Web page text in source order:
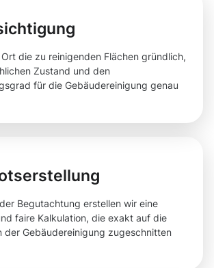
die zu reinigenden Flächen gründlich,
Zustand und den
für die Gebäudereinigung genau
Begutachtung erstellen wir eine
faire Kalkulation, die exakt auf die
der Gebäudereinigung zugeschnitten